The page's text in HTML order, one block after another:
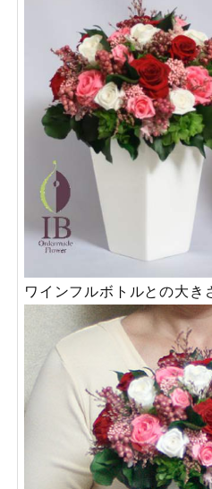
ワインフルボトルとの大き